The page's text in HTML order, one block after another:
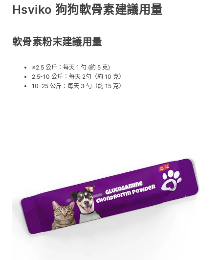
Hsviko 狗狗軟骨素建議用量
軟骨素粉末建議用量
≤2.5 公斤：每天 1 勺 (約 5 克)
2.5-10 公斤：每天 2勺（約 10 克）
10-25 公斤：每天 3 勺（約 15 克）